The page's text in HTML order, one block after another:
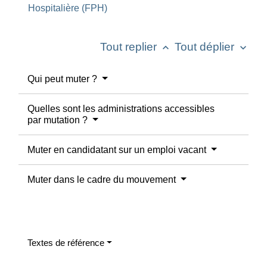
Hospitalière (FPH)
Tout replier keyboard_arrow_up Tout déplier keyboard_arrow_down
Qui peut muter ?
Quelles sont les administrations accessibles
par mutation ?
Muter en candidatant sur un emploi vacant
Muter dans le cadre du mouvement
Textes de référence